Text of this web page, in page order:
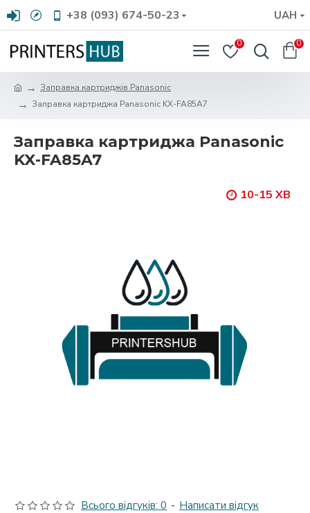
+38 (093) 674-50-23 UAH
0 0
Заправка картриджів Panasonic
Заправка картриджа Panasonic KX-FA85A7
Заправка картриджа Panasonic
KX-FA85A7
10-15 ХВ
Всього відгуків: 0 - Написати відгук